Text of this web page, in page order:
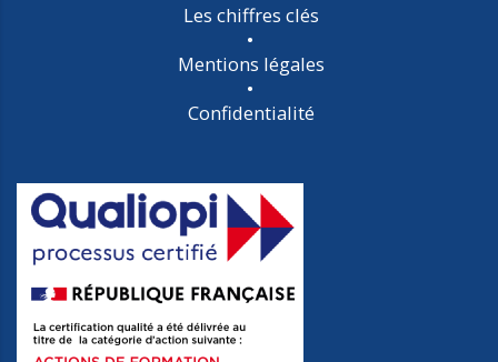
Les chiffres clés
Mentions légales
Confidentialité